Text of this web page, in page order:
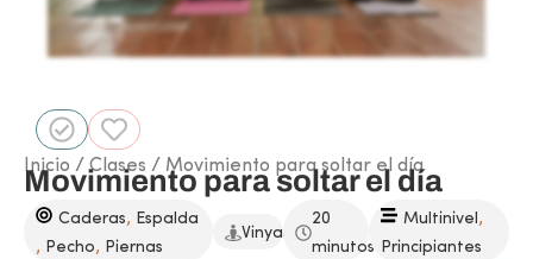
Inicio /Clases / Movimiento para soltar el día
Movimiento para soltar el día
Caderas, Espalda
, Pecho, Piernas
Vinyasa
20
minutos
Multinivel,
Principiantes